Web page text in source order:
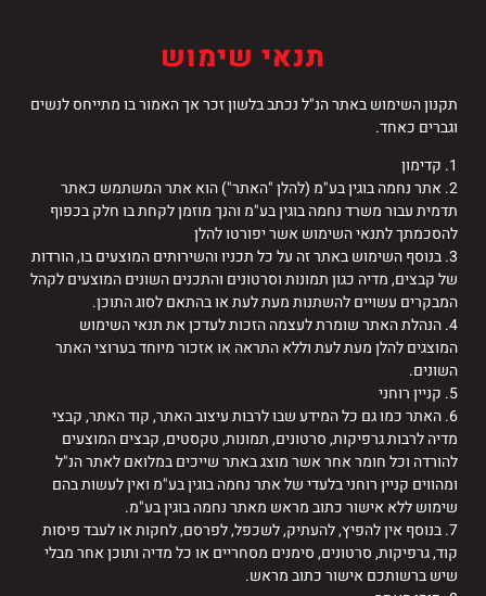
תנאי שימוש
תקנון השימוש באתר הנ"ל נכתב בלשון זכר אך האמור בו מתייחס לנשים
וגברים כאחד.
1. קדימון
2. אתר נחמה בוגין בע"מ (להלן "האתר") הוא אתר המשתמש כאתר
תדמית עבור משרד נחמה בוגין בע"מ והנך מוזמן לקחת בו חלק בכפוף
להסכמתך לתנאי השימוש אשר יפורטו להלן
3. בנוסף השימוש באתר זה על כל תכניו והשירותים המוצעים בו, הורדות
של קבצים, מדיה כגון תמונות וסרטונים והתכנים השונים המוצעים לקהל
המבקרים עשויים להשתנות מעת לעת או בהתאם לסוג התוכן.
4. הנהלת האתר שומרת לעצמה הזכות לעדכן את תנאי השימוש
המוצגים להלן מעת לעת וללא התראה או אזכור מיוחד בערוצי האתר
השונים.
5. קניין רוחני
6. האתר כמו גם כל המידע שבו לרבות עיצוב האתר, קוד האתר, קבצי
מדיה לרבות גרפיקות, סרטונים, תמונות, טקסטים, קבצים המוצעים
להורדה וכל חומר אחר אשר מוצג באתר שייכים במלואם לאתר הנ"ל
ומהווים קניין רוחני בלעדי של אתר נחמה בוגין בע"מ ואין לעשות בהם
שימוש ללא אישור כתוב מראש מאתר נחמה בוגין בע"מ.
7. בנוסף אין להפיץ, להעתיק, לשכפל, לפרסם, לחקות או לעבד פיסות
קוד, גרפיקות, סרטונים, סימנים מסחריים או כל מדיה ותוכן אחר מבלי
שיש ברשותכם אישור כתוב מראש.